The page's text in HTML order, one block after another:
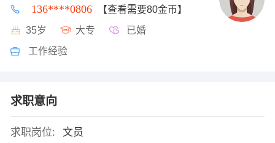
136****0806 【查看需要80金币】
35岁 大专 已婚
工作经验
求职意向
求职岗位:
文员